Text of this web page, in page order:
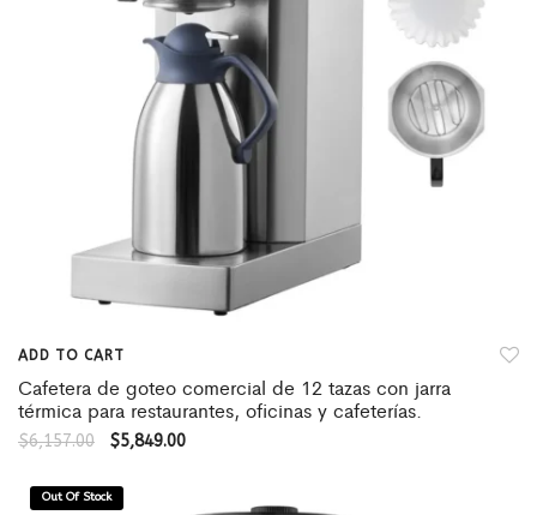
ADD TO CART
Cafetera de goteo comercial de 12 tazas con jarra
térmica para restaurantes, oficinas y cafeterías.
$6,157.00 $5,849.00
Out Of Stock